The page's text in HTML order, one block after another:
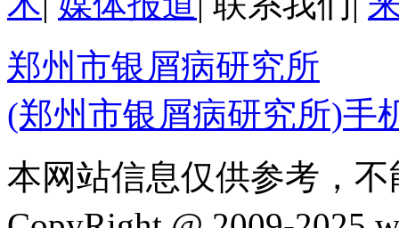
郑州市银屑病研究所
(郑州市银屑病研究所)手
本网站信息仅供参考，